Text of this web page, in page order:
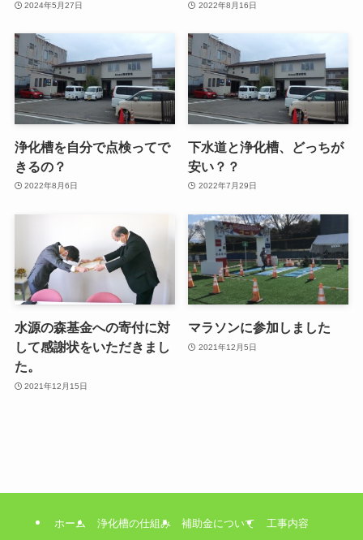
2024年5月27日 2022年8月16日
浄化槽を自分で点検ってで
きるの？
2022年8月6日
下水道と浄化槽、どっちが
安い？？
2022年7月29日
水源の森基金への寄付に対
して感謝状をいただきまし
た。
2021年12月15日
マラソンに参加しました
2021年12月5日
ホーム 浄化槽の仕組み 補助金について
工事内容